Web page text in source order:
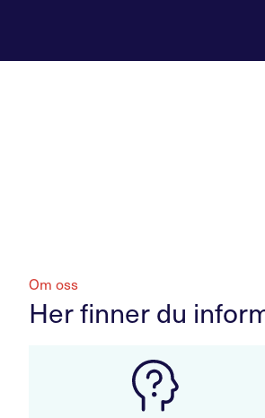
Om oss
Her finner du